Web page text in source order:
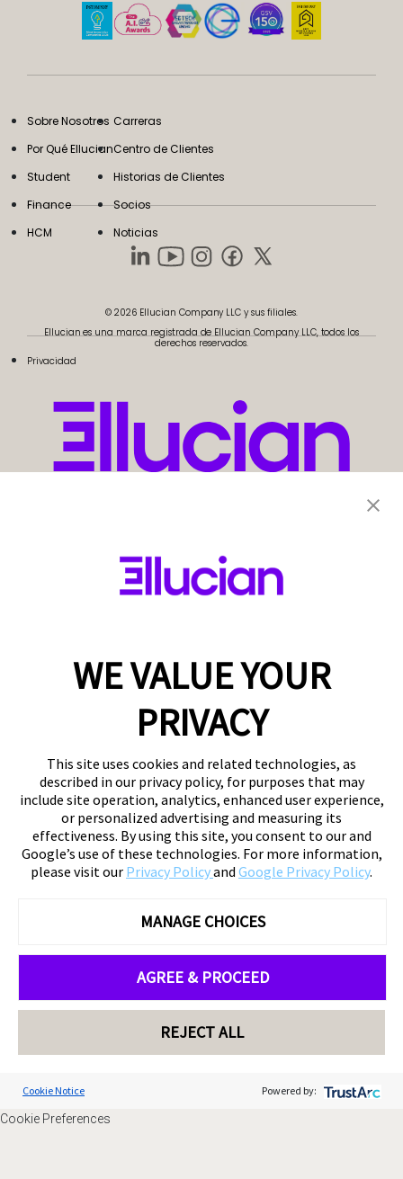
Sobre Nosotros
Por Qué Ellucian
Student
Finance
HCM
Carreras
Centro de Clientes
Historias de Clientes
Socios
Noticias
© 2026 Ellucian Company LLC y sus filiales.
Ellucian es una marca registrada de Ellucian Company LLC, todos los
derechos reservados.
Privacidad
WE VALUE YOUR
PRIVACY
This site uses cookies and related technologies, as
described in our privacy policy, for purposes that may
include site operation, analytics, enhanced user experience,
or personalized advertising and measuring its
effectiveness. By using this site, you consent to our and
Google’s use of these technologies. For more information,
please visit our Privacy Policyand Google Privacy Policy.
MANAGE CHOICES
AGREE & PROCEED
REJECT ALL
Cookie Notice Powered by:
Cookie Preferences